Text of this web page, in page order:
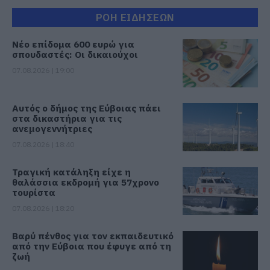
ΡΟΗ ΕΙΔΗΣΕΩΝ
Νέο επίδομα 600 ευρώ για
σπουδαστές: Οι δικαιούχοι
Αυτός ο δήμος της Εύβοιας πάει
στα δικαστήρια για τις
ανεμογεννήτριες
Τραγική κατάληξη είχε η
θαλάσσια εκδρομή για 57χρονο
τουρίστα
Βαρύ πένθος για τον εκπαιδευτικό
από την Εύβοια που έφυγε από τη
ζωή